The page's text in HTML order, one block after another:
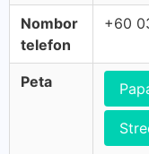
Nombor
telefon
+60
Peta